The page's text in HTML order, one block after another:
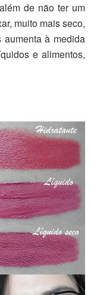
de não ter um
muito mais seco,
à medida
e alimentos,